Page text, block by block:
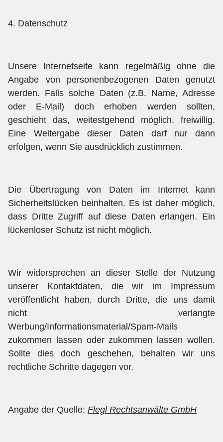
4. Datenschutz
Unsere Internetseite kann regelmäßig ohne die
Angabe von personenbezogenen Daten genutzt
werden. Falls solche Daten (z.B. Name, Adresse
oder E-Mail) doch erhoben werden sollten,
geschieht das, weitestgehend möglich, freiwillig.
Eine Weitergabe dieser Daten darf nur dann
erfolgen, wenn Sie ausdrücklich zustimmen.
Die Übertragung von Daten im Internet kann
Sicherheitslücken beinhalten. Es ist daher möglich,
dass Dritte Zugriff auf diese Daten erlangen. Ein
lückenloser Schutz ist nicht möglich.
Wir widersprechen an dieser Stelle der Nutzung
unserer Kontaktdaten, die wir im Impressum
veröffentlicht haben, durch Dritte, die uns damit
nicht verlangte
Werbung/Informationsmaterial/Spam-Mails
zukommen lassen oder zukommen lassen wollen.
Sollte dies doch geschehen, behalten wir uns
rechtliche Schritte dagegen vor.
Angabe der Quelle: Flegl Rechtsanwälte GmbH